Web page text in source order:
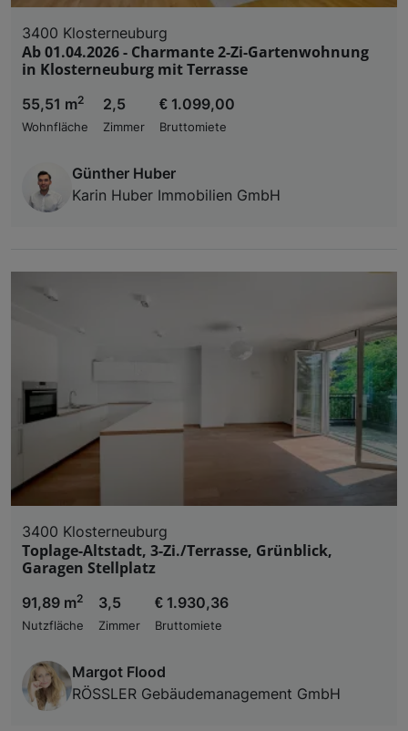
3400 Klosterneuburg
Ab 01.04.2026 - Charmante 2-Zi-Gartenwohnung
in Klosterneuburg mit Terrasse
55,51 m2
Wohnfläche
2,5
Zimmer
€ 1.099,00
Bruttomiete
Günther Huber
Karin Huber Immobilien GmbH
3400 Klosterneuburg
Toplage-Altstadt, 3-Zi./Terrasse, Grünblick,
Garagen Stellplatz
91,89 m2
Nutzfläche
3,5
Zimmer
€ 1.930,36
Bruttomiete
Margot Flood
RÖSSLER Gebäudemanagement GmbH